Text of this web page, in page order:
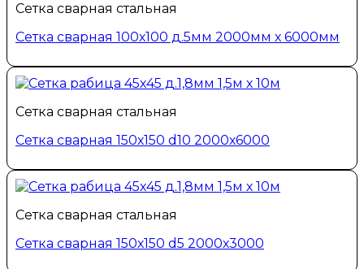
Сетка сварная стальная
Сетка сварная 100х100 д.5мм 2000мм х 6000мм
Сетка сварная стальная
Сетка сварная 150х150 d10 2000х6000
Сетка сварная стальная
Сетка сварная 150х150 d5 2000х3000